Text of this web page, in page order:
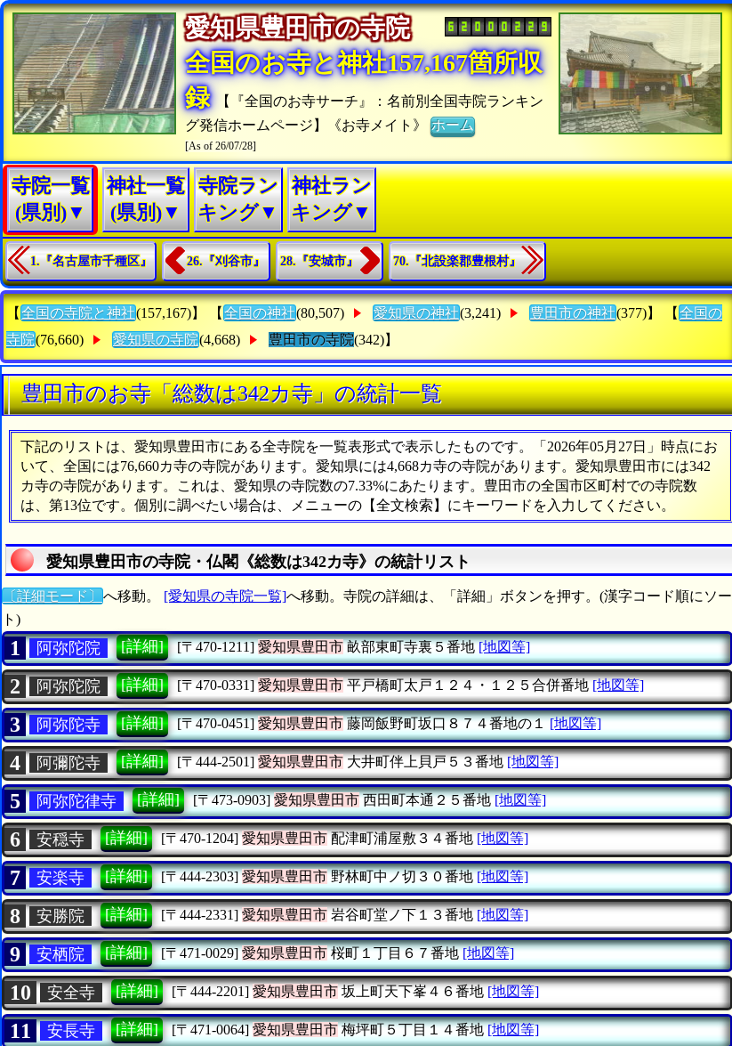
愛知県豊田市の寺院
全国のお寺と神社157,167箇所収
録
【『全国のお寺サーチ』：名前別全国寺院ランキン
グ発信ホームページ】《お寺メイト》ホーム
[As of 26/07/28]
寺院一覧
(県別)▼
神社一覧
(県別)▼
寺院ラン
キング▼
神社ラン
キング▼
1.『名古屋市千種区』 26.『刈谷市』 28.『安城市』 70.『北設楽郡豊根村』
【 全国の寺院と神社(157,167)】 【 全国の神社(80,507) 愛知県の神社(3,241) 豊田市の神社(377)】 【 全国の
寺院(76,660) 愛知県の寺院(4,668) 豊田市の寺院(342)】
豊田市のお寺「総数は342カ寺」の統計一覧
下記のリストは、愛知県豊田市にある全寺院を一覧表形式で表示したものです。「2026年05月27日」時点にお
いて、全国には76,660カ寺の寺院があります。愛知県には4,668カ寺の寺院があります。愛知県豊田市には342
カ寺の寺院があります。これは、愛知県の寺院数の7.33%にあたります。豊田市の全国市区町村での寺院数
は、第13位です。個別に調べたい場合は、メニューの【全文検索】にキーワードを入力してください。
愛知県豊田市の寺院・仏閣《総数は342カ寺》の統計リスト
〔詳細モード〕 へ移動。 [愛知県の寺院一覧]へ移動。寺院の詳細は、「詳細」ボタンを押す。(漢字コード順にソー
ト)
1 阿弥陀院 [詳細] [〒470-1211] 愛知県豊田市畝部東町寺裏５番地 [地図等]
2 阿弥陀院 [詳細] [〒470-0331] 愛知県豊田市平戸橋町太戸１２４・１２５合併番地 [地図等]
3 阿弥陀寺 [詳細] [〒470-0451] 愛知県豊田市藤岡飯野町坂口８７４番地の１ [地図等]
4 阿彌陀寺 [詳細] [〒444-2501] 愛知県豊田市大井町伴上貝戸５３番地 [地図等]
5 阿弥陀律寺 [詳細] [〒473-0903] 愛知県豊田市西田町本通２５番地 [地図等]
6 安穏寺 [詳細] [〒470-1204] 愛知県豊田市配津町浦屋敷３４番地 [地図等]
7 安楽寺 [詳細] [〒444-2303] 愛知県豊田市野林町中ノ切３０番地 [地図等]
8 安勝院 [詳細] [〒444-2331] 愛知県豊田市岩谷町堂ノ下１３番地 [地図等]
9 安栖院 [詳細] [〒471-0029] 愛知県豊田市桜町１丁目６７番地 [地図等]
10 安全寺 [詳細] [〒444-2201] 愛知県豊田市坂上町天下峯４６番地 [地図等]
11 安長寺 [詳細] [〒471-0064] 愛知県豊田市梅坪町５丁目１４番地 [地図等]